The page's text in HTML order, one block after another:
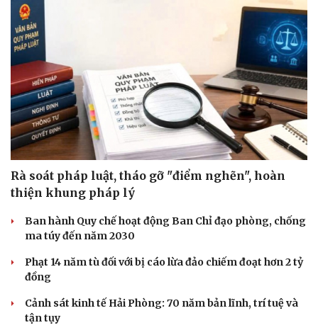
Rà soát pháp luật, tháo gỡ "điểm nghẽn", hoàn
thiện khung pháp lý
Ban hành Quy chế hoạt động Ban Chỉ đạo phòng, chống
ma túy đến năm 2030
Phạt 14 năm tù đối với bị cáo lừa đảo chiếm đoạt hơn 2 tỷ
đồng
Cảnh sát kinh tế Hải Phòng: 70 năm bản lĩnh, trí tuệ và
tận tụy